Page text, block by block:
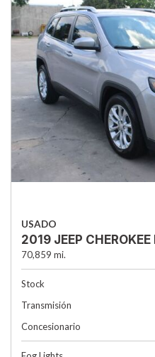
USADO
2019 JEEP
70,859 mi.
Stock
Transmisión
Concesionario